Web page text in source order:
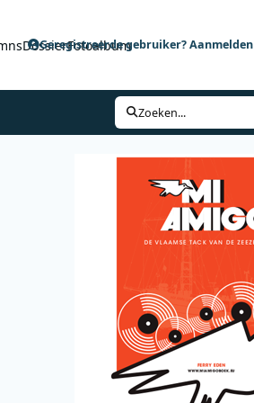
DossierFotoalbum
Geregistreerde gebruiker? Aanmelden
Zoeken...